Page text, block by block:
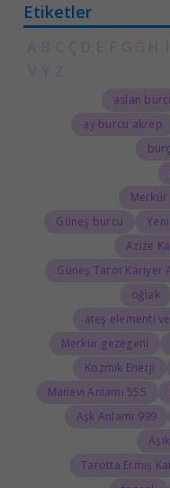
Etiketler
aslan
ay burcu akrep
Merkür
Güneş burcu
Azize
Güneş Tarot Kariyer
oğlak
ateş elementi
Merkür gezegeni
Kozmik Enerji
555 Manevi Anlamı
999 Aşk Anlamı
Tarotta Ermiş